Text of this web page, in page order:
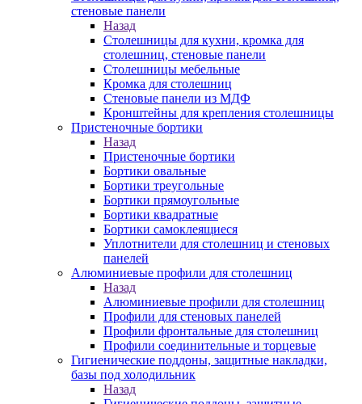
стеновые панели
Назад
Столешницы для кухни, кромка для
столешниц, стеновые панели
Столешницы мебельные
Кромка для столешниц
Стеновые панели из МДФ
Кронштейны для крепления столешницы
Пристеночные бортики
Назад
Пристеночные бортики
Бортики овальные
Бортики треугольные
Бортики прямоугольные
Бортики квадратные
Бортики самоклеящиеся
Уплотнители для столешниц и стеновых
панелей
Алюминиевые профили для столешниц
Назад
Алюминиевые профили для столешниц
Профили для стеновых панелей
Профили фронтальные для столешниц
Профили соединительные и торцевые
Гигиенические поддоны, защитные накладки,
базы под холодильник
Назад